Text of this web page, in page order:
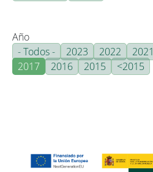
Año
- Todos -
2023 2022 2021
2017
2016 2015 <2015